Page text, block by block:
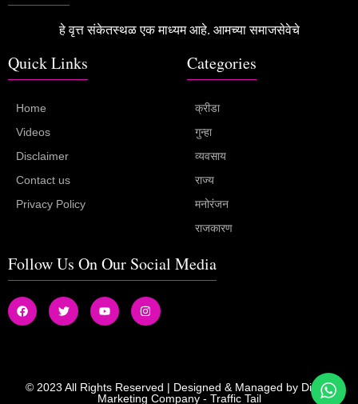
हे वृत्त संकेतस्थळ एक माध्यम आहे. आमच्या समाजसेवेचे
Quick Links
Home
Videos
Disclaimer
Contact us
Privacy Policy
Categories
क्रीडा
गुन्हा
व्यवसाय
राज्य
मनोरंजन
राजकारण
Follow Us On Our Social Media
© 2023 All Rights Reserved | Designed & Managed by Digital
Marketing Company - Traffic Tail